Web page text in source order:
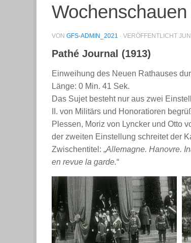
VON GFS-ADMIN_2021 · VERÖFFENTLICHT
Pathé Journal (1913)
Einweihung des Neuen Rathauses
Länge: 0 Min. 41 Sek.
Das Sujet besteht nur aus zwei
II. von Militärs und Honoratioren
Plessen, Moriz von Lyncker und Otto
der zweiten Einstellung schreitet der
Zwischentitel: „Allemagne. Hanovre.
en revue la garde.“